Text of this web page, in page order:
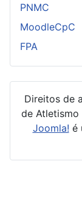
PNMC
MoodleCpC
FPA
Direitos de
de Atletismo
Joomla! é